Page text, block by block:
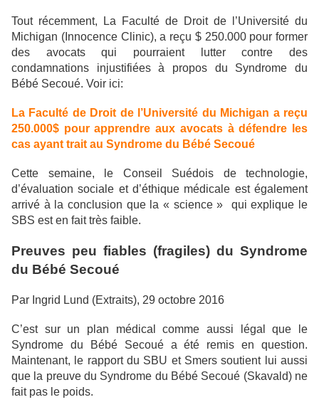
Tout récemment, La Faculté de Droit de l’Université du
Michigan (Innocence Clinic), a reçu $ 250.000 pour former
des avocats qui pourraient lutter contre des
condamnations injustifiées à propos du Syndrome du
Bébé Secoué. Voir ici:
La Faculté de Droit de l’Université du Michigan a reçu
250.000$ pour apprendre aux avocats à défendre les
cas ayant trait au Syndrome du Bébé Secoué
Cette semaine, le Conseil Suédois de technologie,
d’évaluation sociale et d’éthique médicale est également
arrivé à la conclusion que la « science » qui explique le
SBS est en fait très faible.
Preuves peu fiables (fragiles) du Syndrome
du Bébé Secoué
Par Ingrid Lund (Extraits), 29 octobre 2016
C’est sur un plan médical comme aussi légal que le
Syndrome du Bébé Secoué a été remis en question.
Maintenant, le rapport du SBU et Smers soutient lui aussi
que la preuve du Syndrome du Bébé Secoué (Skavald) ne
fait pas le poids.